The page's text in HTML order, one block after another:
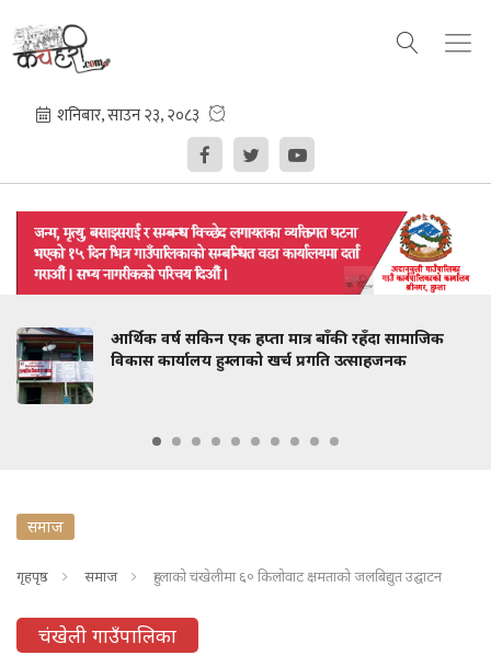
आर्थिक वर्ष सकिन एक हप्ता मात्र बाँकी रहँदा सामाजिक
विकास कार्यालय हुम्लाको खर्च प्रगति उत्साहजनक
समाज
गृहपृष्ठ समाज हुम्लाको चंखेलीमा ६० किलोवाट क्षमताको जलबिद्युत उद्घाटन
चंखेली गाउँपालिका